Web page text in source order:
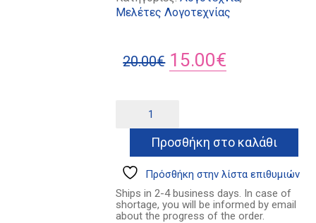
Μελέτες Λογοτεχνίας
20.00€ Original
20.00€.
15.00€
είναι:
15.00€.
ποσότητα
Προσθήκη στο καλάθι
Πρόσθήκη στην λίστα επιθυμιών
Ships in 2-4 business days. In case of
shortage, you will be informed by email
about the progress of the order.